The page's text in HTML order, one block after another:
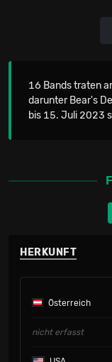
16 Bands traten
darunter Bear's
bis 15. Juli 2023
HERKUNFT
Österreich
nicht erfasst